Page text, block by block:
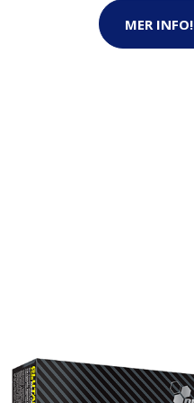
MER INFO!